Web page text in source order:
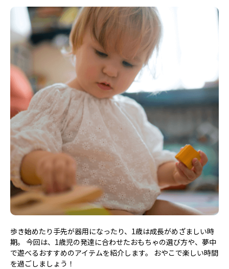
歩き始めたり手先が器用になったり、1歳は成長がめざましい時
期。 今回は、1歳児の発達に合わせたおもちゃの選び方や、夢中
で遊べるおすすめのアイテムを紹介します。 おやこで楽しい時間
を過ごしましょう！